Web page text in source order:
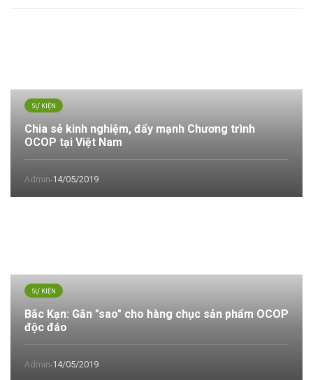
SỰ KIỆN
Chia sẻ kinh nghiệm, đẩy mạnh Chương trình
OCOP tại Việt Nam
Admin·14/05/2019
SỰ KIỆN
Bắc Kạn: Gắn "sao" cho hàng chục sản phẩm OCOP
độc đáo
Admin·14/05/2019